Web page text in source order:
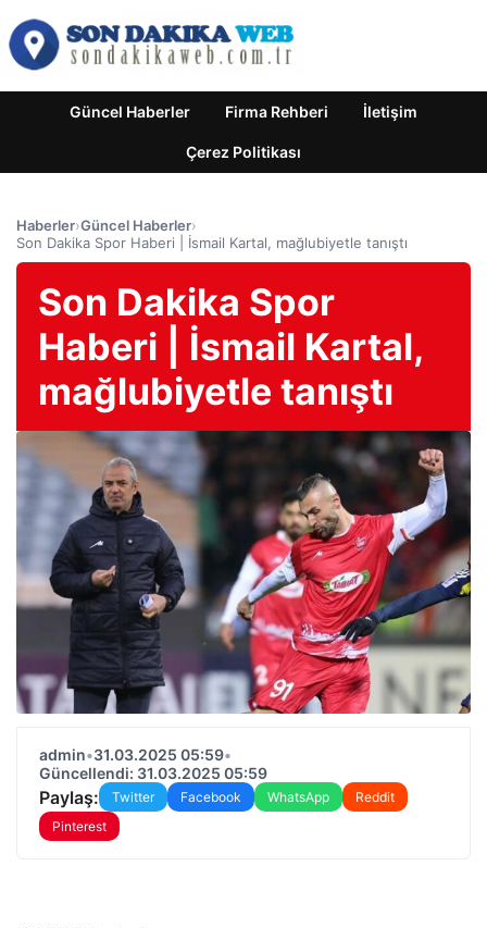
Güncel Haberler Firma Rehberi İletişim
Çerez Politikası
Haberler›Güncel Haberler›
Son Dakika Spor Haberi | İsmail Kartal, mağlubiyetle tanıştı
Son Dakika Spor
Haberi | İsmail Kartal,
mağlubiyetle tanıştı
admin•31.03.2025 05:59•
Güncellendi: 31.03.2025 05:59
Paylaş: Twitter Facebook WhatsApp
Reddit
Pinterest